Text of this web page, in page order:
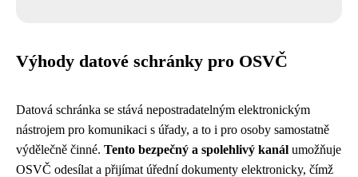
Výhody datové schránky pro OSVČ
Datová schránka se stává nepostradatelným elektronickým
nástrojem pro komunikaci s úřady, a to i pro osoby samostatně
výdělečně činné. Tento bezpečný a spolehlivý kanál umožňuje
OSVČ odesílat a přijímat úřední dokumenty elektronicky, čímž